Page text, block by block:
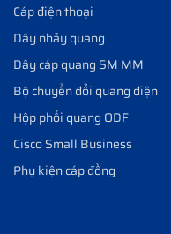
Cáp điện thoại
Dây nhảy quang
Dây cáp quang SM MM
Bộ chuyển đổi quang điện
Hộp phối quang ODF
Cisco Small Business
Phụ kiện cáp đồng